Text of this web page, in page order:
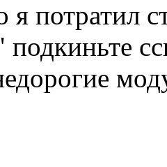
я потратил
подкиньте